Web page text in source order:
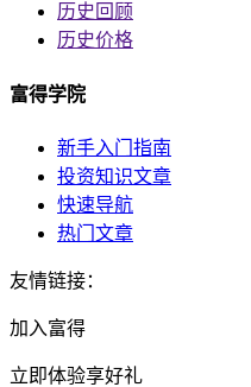
历史回顾
历史价格
富得学院
新手入门指南
投资知识文章
快速导航
热门文章
友情链接：
加入富得
立即体验享好礼